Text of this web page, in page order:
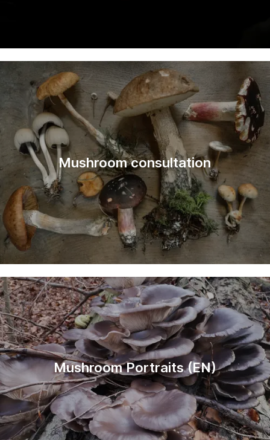
Mushroom consultation
Mushroom Portraits (EN)